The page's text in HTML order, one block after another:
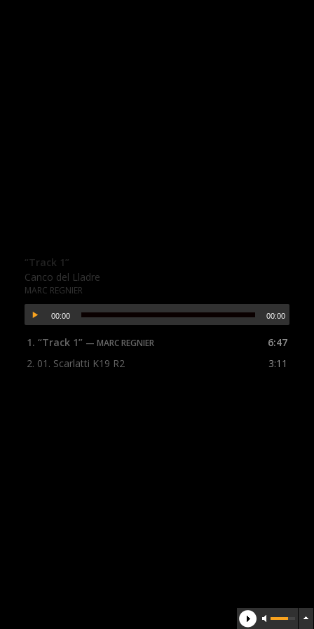
“Track 1”
Canco del Lladre
MARC REGNIER
00:00 00:00
1. “Track 1” — MARC REGNIER
6:47
2. 01. Scarlatti K19 R2 3:11